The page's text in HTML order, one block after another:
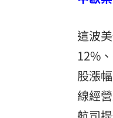
這波
12%
股漲
線經